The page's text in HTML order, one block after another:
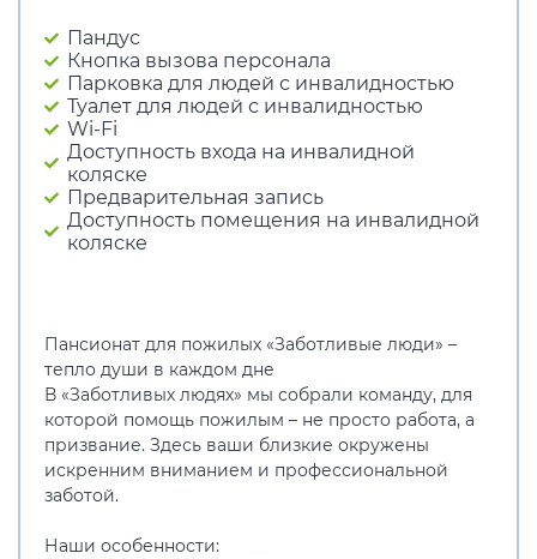
Пандус
Кнопка вызова персонала
Парковка для людей с инвалидностью
Туалет для людей с инвалидностью
Wi-Fi
Доступность входа на инвалидной
коляске
Предварительная запись
Доступность помещения на инвалидной
коляске
Пансионат для пожилых «Заботливые люди» –
тепло души в каждом дне
В «Заботливых людях» мы собрали команду, для
которой помощь пожилым – не просто работа, а
призвание. Здесь ваши близкие окружены
искренним вниманием и профессиональной
заботой.
Наши особенности: